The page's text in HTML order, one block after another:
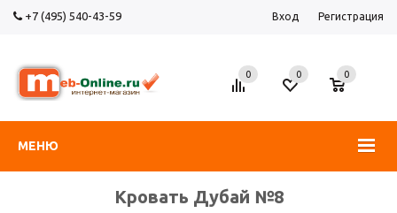
+7 (495) 540-43-59 Вход Регистрация
МЕНЮ
0 0
0
Кровать Дубай №8